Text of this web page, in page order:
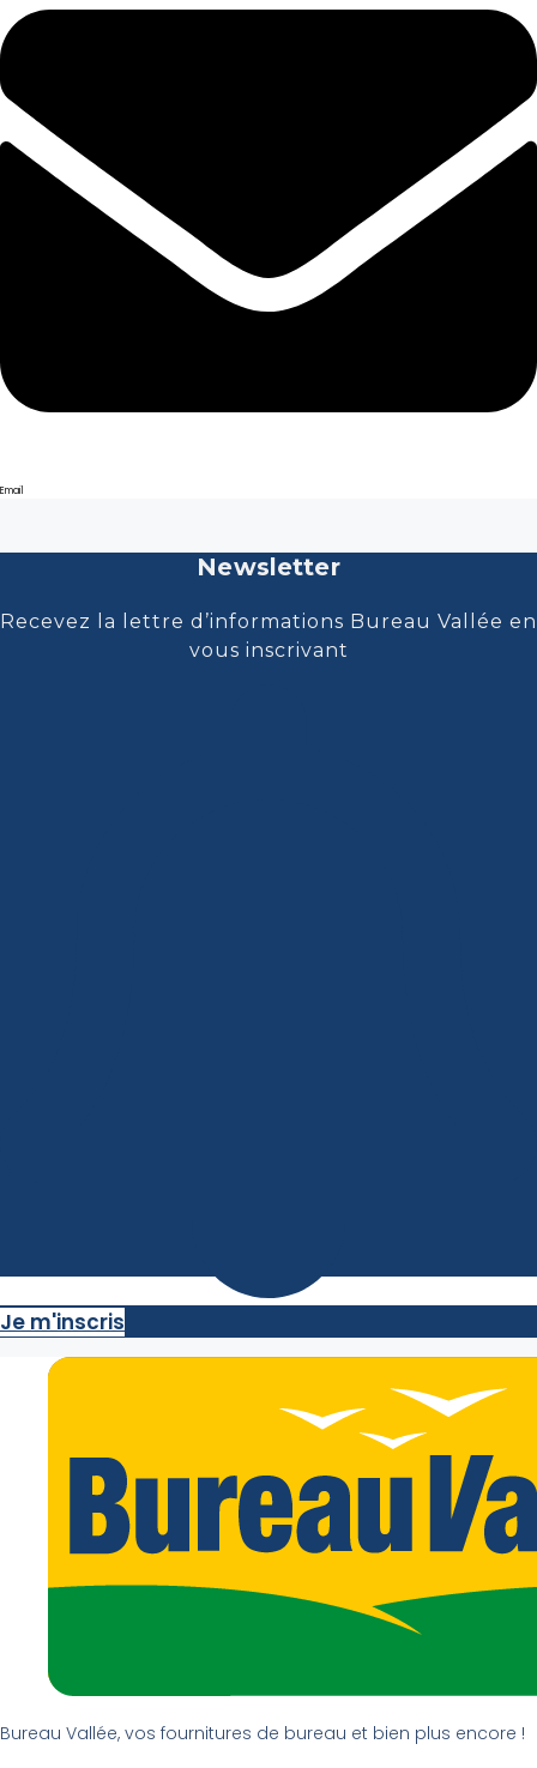
Email
Newsletter
Recevez la lettre d’informations Bureau Vallée en
vous inscrivant
Je m'inscris
Bureau Vallée, vos fournitures de bureau et bien plus encore !